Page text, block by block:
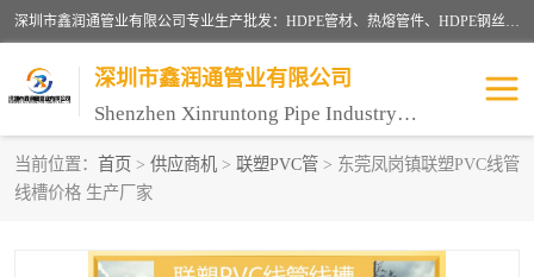
深圳市鑫润通管业有限公司专业生产批发：HDPE管材、热熔管件、HDPE钢丝骨架管、电熔管件、HDPE双壁波纹管、MPP电力管、井盖、PVC管材管件、PPR管材管件等；公司自创建以来，始终秉承“团结、务实、创新、守信”的服务宗旨，凭借专业的服务以及多年的勤奋拼搏，发展成为一家专业销售各种管材管件，绝缘电工套管及配件等系列产品的贸易公司。
深圳市鑫润通管业有限公司
Shenzhen Xinruntong Pipe Industry Co., Ltd
当前位置： 首页 > 供应商机 > 联塑PVC管 > 东莞凤岗镇联塑PVC线管
线槽价格 生产厂家
HDPE管材给水管
HDPE双壁波纹管 HDPE电力通讯管